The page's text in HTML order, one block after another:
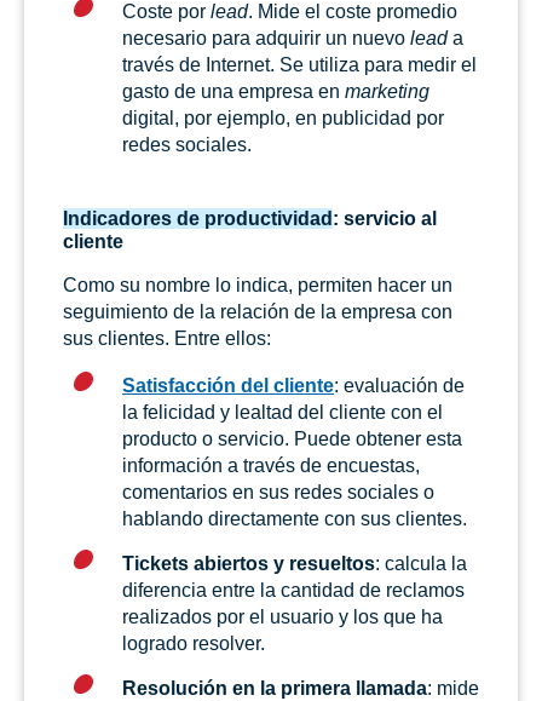
Coste por lead. Mide el coste promedio
necesario para adquirir un nuevo leada
través de Internet. Se utiliza para medir el
gasto de una empresa en marketing
digital, por ejemplo, en publicidad por
redes sociales.
Indicadores de productividad : servicio al
cliente
Como su nombre lo indica, permiten hacer un
seguimiento de la relación de la empresa con
sus clientes. Entre ellos:
Satisfacción del cliente: evaluación de
la felicidad y lealtad del cliente con el
producto o servicio. Puede obtener esta
información a través de encuestas,
comentarios en sus redes sociales o
hablando directamente con sus clientes.
Tickets abiertos y resueltos: calcula la
diferencia entre la cantidad de reclamos
realizados por el usuario y los que ha
logrado resolver.
Resolución en la primera llamada: mide